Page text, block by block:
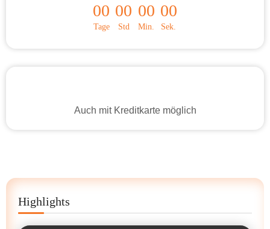
00
Tage
00
Std
00
Min.
00
Sek.
Auch mit Kreditkarte möglich
Highlights